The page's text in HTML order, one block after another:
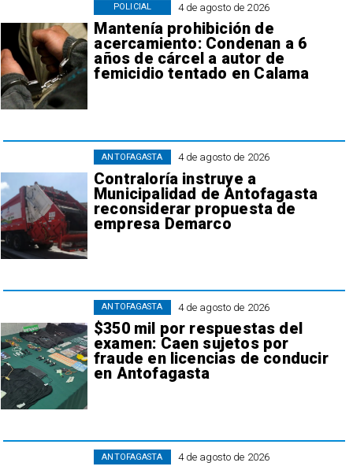
4 de agosto de 2026
Mantenía prohibición de
acercamiento: Condenan a 6
años de cárcel a autor de
femicidio tentado en Calama
POLICIAL
4 de agosto de 2026
Contraloría instruye a
Municipalidad de Antofagasta
reconsiderar propuesta de
empresa Demarco
ANTOFAGASTA
4 de agosto de 2026
$350 mil por respuestas del
examen: Caen sujetos por
fraude en licencias de conducir
en Antofagasta
ANTOFAGASTA
4 de agosto de 2026
ANTOFAGASTA